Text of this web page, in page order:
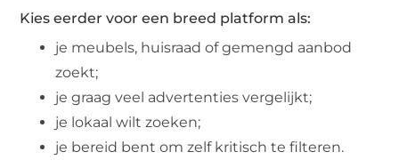
Kies eerder voor een breed platform als:
je meubels, huisraad of gemengd aanbod
zoekt;
je graag veel advertenties vergelijkt;
je lokaal wilt zoeken;
je bereid bent om zelf kritisch te filteren.